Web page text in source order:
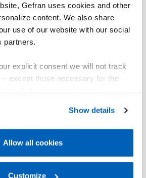
Gefran uses cookies and other
content. We also share
use of our website with our social
partners.
explicit consent we will not track
except those necessary for the
Gefran - Cookie
of personal data, at the following
Policy.
Show details
Allow all cookies
Customize